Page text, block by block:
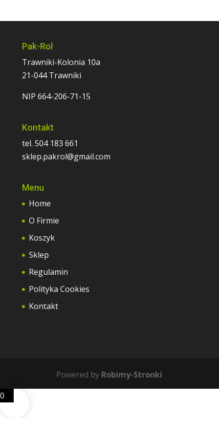
Pak-Rol
Trawniki-Kolonia 10a
21-044 Trawniki
NIP 664-206-71-15
Kontakt
tel. 504 183 661
sklep.pakrol@gmail.com
Menu
Home
O Firmie
Koszyk
Sklep
Regulamin
Polityka Cookies
Kontakt
Powered by Robimy-Stronki
0